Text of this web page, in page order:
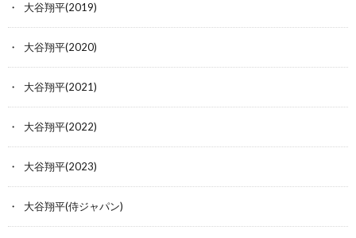
大谷翔平(2019)
大谷翔平(2020)
大谷翔平(2021)
大谷翔平(2022)
大谷翔平(2023)
大谷翔平(侍ジャパン)